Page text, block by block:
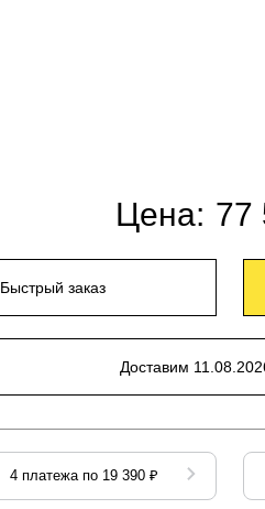
Цена: 77
Быстрый заказ
Доставим
4 платежа по 19 390 ₽